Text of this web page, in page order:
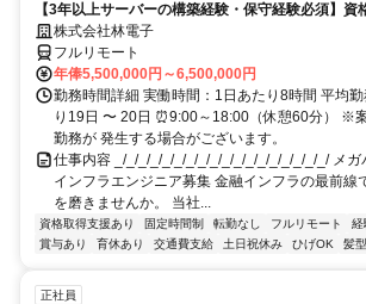
【3年以上サーバーの構築経験・保守経験必須】資
株式会社林電子
フルリモート
年俸5,500,000円～6,500,000円
勤務時間詳細 実働時間：1日あたり8時間 平均
り19日 〜 20日 ⏰9:00～18:00（休憩60分） ※
勤務が 発生する場合がございます。
仕事内容 _/_/_/_/_/_/_/_/_/_/_/_/_/_/_/_/_/_/ メ
インフラエンジニア募集 金融インフラの最前線
を磨きませんか。 当社...
資格取得支援あり 固定時間制 転勤なし フルリモート 経
賞与あり
育休あり 交通費支給 土日祝休み ひげOK 髪
正社員